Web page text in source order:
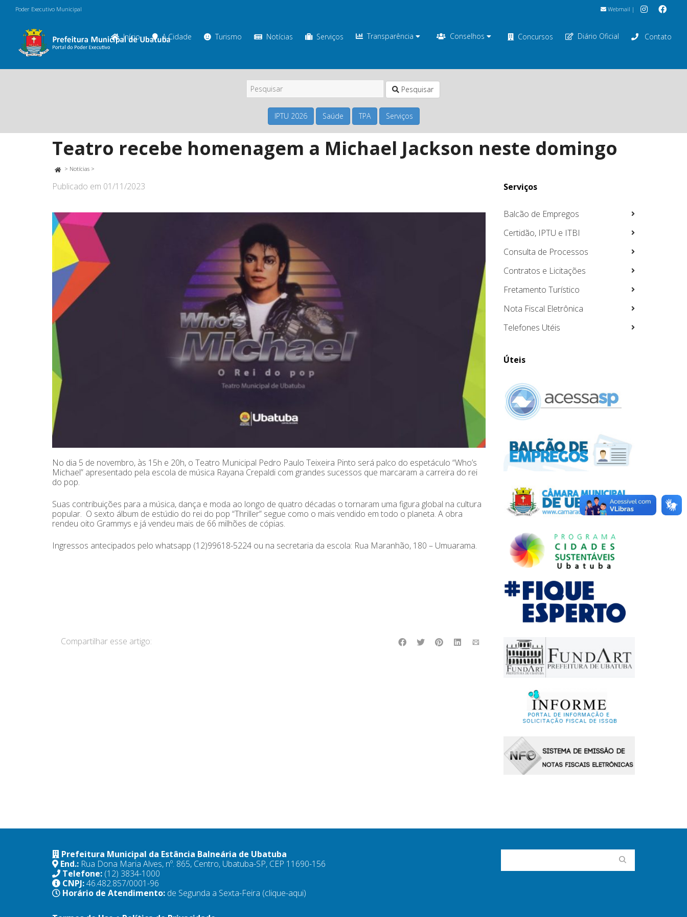
Poder Executivo Municipal Webmail |
Início A Cidade Turismo Notícias Serviços Transparência Conselhos Concursos Diário Oficial Contato
Pesquisar
IPTU 2026 Saúde TPA Serviços
Teatro recebe homenagem a Michael Jackson neste domingo
> Notícias >
Publicado em 01/11/2023
No dia 5 de novembro, às 15h e 20h, o Teatro Municipal Pedro Paulo Teixeira Pinto será palco do espetáculo “Who’s
Michael” apresentado pela escola de música Rayana Crepaldi com grandes sucessos que marcaram a carreira do rei
do pop.
Suas contribuições para a música, dança e moda ao longo de quatro décadas o tornaram uma figura global na cultura
popular. O sexto álbum de estúdio do rei do pop “Thriller” segue como o mais vendido em todo o planeta. A obra
rendeu oito Grammys e já vendeu mais de 66 milhões de cópias.
Ingressos antecipados pelo whatsapp (12)99618-5224 ou na secretaria da escola: Rua Maranhão, 180 – Umuarama.
Compartilhar esse artigo:
Serviços
Balcão de Empregos
Certidão, IPTU e ITBI
Consulta de Processos
Contratos e Licitações
Fretamento Turístico
Nota Fiscal Eletrônica
Telefones Utéis
Úteis
Prefeitura Municipal da Estância Balneária de Ubatuba
End.: Rua Dona Maria Alves, nº. 865, Centro, Ubatuba-SP, CEP 11690-156
Telefone: (12) 3834-1000
CNPJ:46.482.857/0001-96
Horário de Atendimento: de Segunda a Sexta-Feira (clique-aqui)